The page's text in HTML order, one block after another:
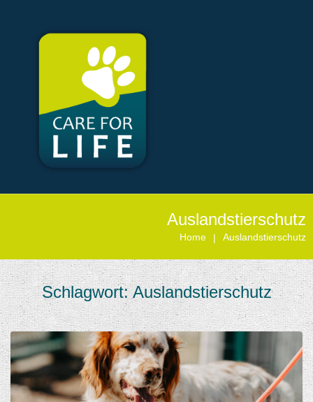
Auslandstierschutz
Home | Auslandstierschutz
Schlagwort:Auslandstierschutz